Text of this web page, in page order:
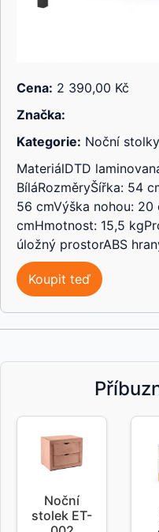
Cena: 2 390,00 Kč
Značka:
Kategorie: Noční stolky
MateriálDTD
BíláRozměryŠířka: 54
56 cmVýška nohou: 20
cmHmotnost: 15,5
úložný prostorABS
Koupit teď
Noční
stolek ET-